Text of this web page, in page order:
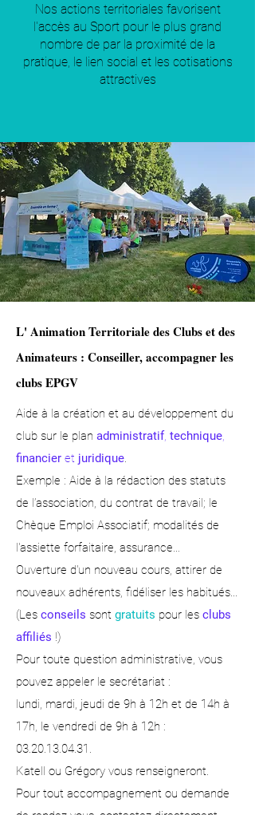
Nos actions territoriales favorisent
l'accès au Sport pour le plus grand
nombre de par la proximité de la
pratique, le lien social et les cotisations
attractives
L' Animation Territoriale des Clubs et des
Animateurs : Conseiller, accompagner les
clubs EPGV
Aide à la création et au développement du
club sur le plan administratif, technique,
financier et juridique.
Exemple : Aide à la rédaction des statuts
de l’association, du contrat de travail; le
Chèque Emploi Associatif; modalités de
l'assiette forfaitaire, assurance…
Ouverture d'un nouveau cours, attirer de
nouveaux adhérents, fidéliser les habitués...
(Les conseils sont gratuits pour les clubs
affiliés !)
Pour toute question administrative, vous
pouvez appeler le secrétariat :
lundi, mardi, jeudi de 9h à 12h et de 14h à
17h, le vendredi de 9h à 12h :
03.20.13.04.31.
Katell ou Grégory vous renseigneront.
Pour tout accompagnement ou demande